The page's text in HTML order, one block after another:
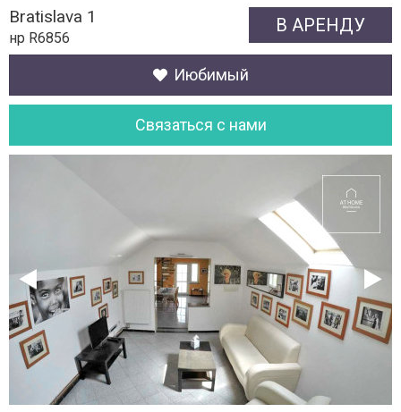
В АРЕНДУ
Bratislava 1
нр R6856
Июбимый
Cвязаться с нами